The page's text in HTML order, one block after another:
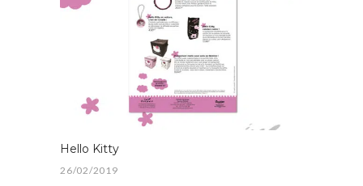
Hello Kitty
26/02/2019